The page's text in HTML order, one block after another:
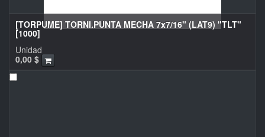
[TORPUME] TORNI.PUNTA MECHA 7x7/16" (LAT9) "TLT"
[1000]
0,00 $
Unidad